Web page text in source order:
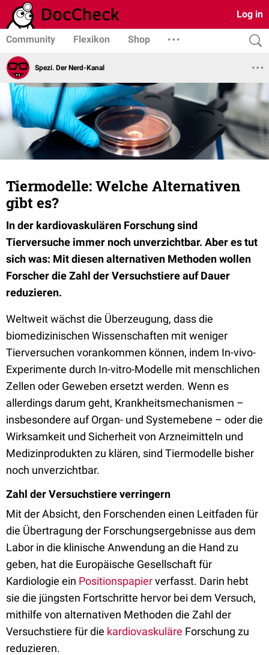
Log in
Community Flexikon Shop
Spezi. Der Nerd-Kanal
Tiermodelle: Welche Alternativen
gibt es?
In der kardiovaskulären Forschung sind
Tierversuche immer noch unverzichtbar. Aber es tut
sich was: Mit diesen alternativen Methoden wollen
Forscher die Zahl der Versuchstiere auf Dauer
reduzieren.
Weltweit wächst die Überzeugung, dass die
biomedizinischen Wissenschaften mit weniger
Tierversuchen vorankommen können, indem In-vivo-
Experimente durch In-vitro-Modelle mit menschlichen
Zellen oder Geweben ersetzt werden. Wenn es
allerdings darum geht, Krankheitsmechanismen –
insbesondere auf Organ- und Systemebene – oder die
Wirksamkeit und Sicherheit von Arzneimitteln und
Medizinprodukten zu klären, sind Tiermodelle bisher
noch unverzichtbar.
Zahl der Versuchstiere verringern
Mit der Absicht, den Forschenden einen Leitfaden für
die Übertragung der Forschungsergebnisse aus dem
Labor in die klinische Anwendung an die Hand zu
geben, hat die Europäische Gesellschaft für
Kardiologie ein Positionspapierverfasst. Darin hebt
sie die jüngsten Fortschritte hervor bei dem Versuch,
mithilfe von alternativen Methoden die Zahl der
Versuchstiere für die kardiovaskuläre Forschung zu
reduzieren.